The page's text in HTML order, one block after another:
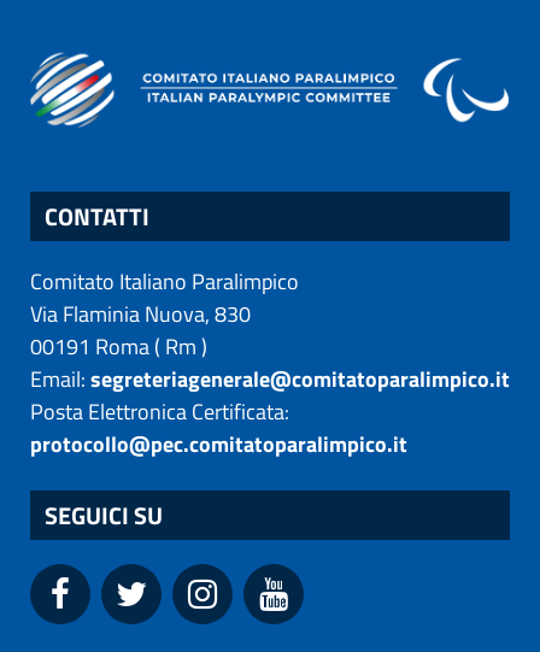
CONTATTI
Comitato Italiano Paralimpico
Via Flaminia Nuova, 830
00191 Roma( Rm)
Email:segreteriagenerale@comitatoparalimpico.it
Posta Elettronica Certificata:
protocollo@pec.comitatoparalimpico.it
SEGUICI SU